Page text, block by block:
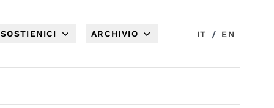
SOSTIENICI ARCHIVIO IT / EN